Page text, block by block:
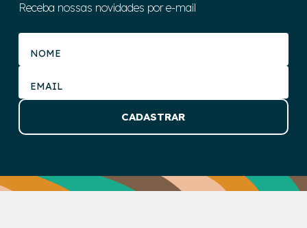
Receba nossas novidades por e-mail